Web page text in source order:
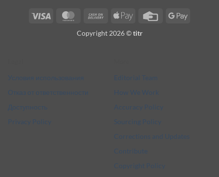
Visa MasterCardCash
Delivery
Apple
Credit
Google
Copyright 2026 ©titr
Условия использования
Отказ от ответственности
Доступность
Privacy Policy
Editorial Team
How We Work
Accuracy Policy
Sourcing Policy
Corrections and Updates
Contribute
Copyright Policy